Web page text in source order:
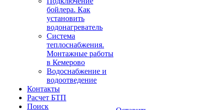
бойлера. Как
установить
водонагреватель
Система
теплоснабжения.
Монтажные работы
в Кемерово
Водоснабжение и
водоотведение
Контакты
Расчет БТП
Поиск